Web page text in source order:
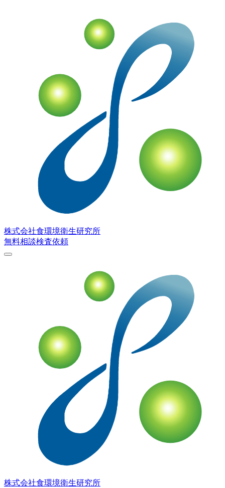
株式会社食環境衛生研究所
無料相談検査依頼
株式会社食環境衛生研究所